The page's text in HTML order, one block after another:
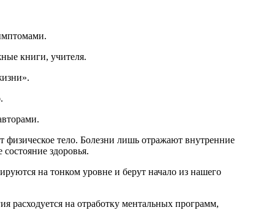
книги, учителя.
тело. Болезни лишь отражают внутренние
здоровья.
на тонком уровне и берут начало из нашего
расходуется на отработку ментальных программ,